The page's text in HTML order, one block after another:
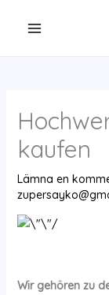
kaufen
Lämna en
Wir gehören zu